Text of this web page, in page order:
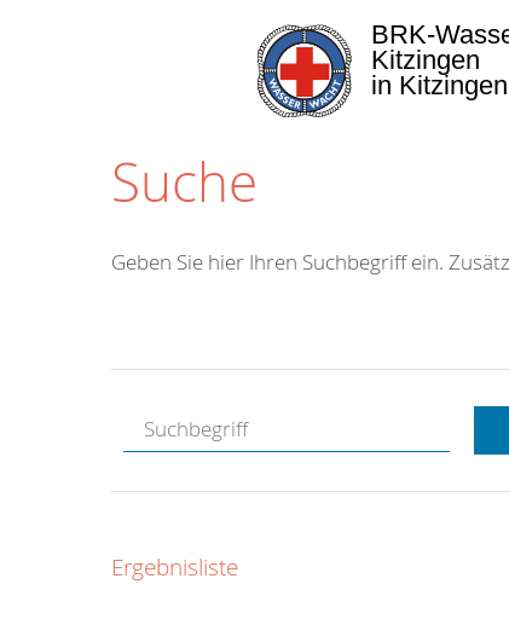
BRK-
Kitzingen
in Kitzingen
Suche
gerne.
Geben Sie hier Ihren Suchbegriff ein.
Ergebnisliste